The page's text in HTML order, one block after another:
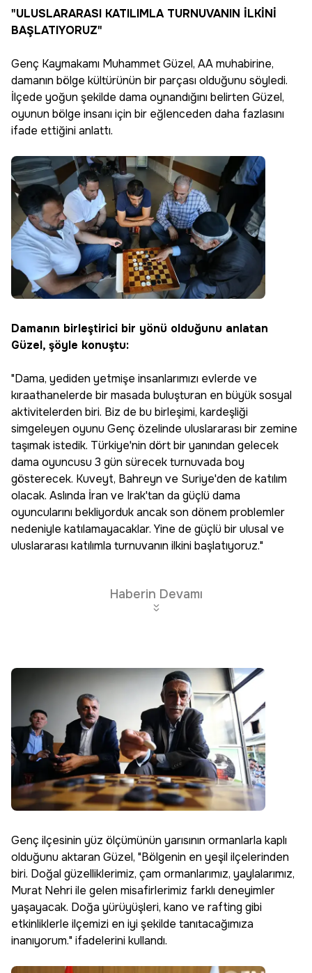
"ULUSLARARASI KATILIMLA TURNUVANIN İLKİNİ
BAŞLATIYORUZ"
Genç Kaymakamı Muhammet Güzel, AA muhabirine,
damanın bölge kültürünün bir parçası olduğunu söyledi.
İlçede yoğun şekilde dama oynandığını belirten Güzel,
oyunun bölge insanı için bir eğlenceden daha fazlasını
ifade ettiğini anlattı.
Damanın birleştirici bir yönü olduğunu anlatan
Güzel, şöyle konuştu:
"Dama, yediden yetmişe insanlarımızı evlerde ve
kıraathanelerde bir masada buluşturan en büyük sosyal
aktivitelerden biri. Biz de bu birleşimi, kardeşliği
simgeleyen oyunu Genç özelinde uluslararası bir zemine
taşımak istedik. Türkiye'nin dört bir yanından gelecek
dama oyuncusu 3 gün sürecek turnuvada boy
gösterecek. Kuveyt, Bahreyn ve Suriye'den de katılım
olacak. Aslında İran ve Irak'tan da güçlü dama
oyuncularını bekliyorduk ancak son dönem problemler
nedeniyle katılamayacaklar. Yine de güçlü bir ulusal ve
uluslararası katılımla turnuvanın ilkini başlatıyoruz."
Haberin Devamı
Genç ilçesinin yüz ölçümünün yarısının ormanlarla kaplı
olduğunu aktaran Güzel, "Bölgenin en yeşil ilçelerinden
biri. Doğal güzelliklerimiz, çam ormanlarımız, yaylalarımız,
Murat Nehri ile gelen misafirlerimiz farklı deneyimler
yaşayacak. Doğa yürüyüşleri, kano ve rafting gibi
etkinliklerle ilçemizi en iyi şekilde tanıtacağımıza
inanıyorum." ifadelerini kullandı.